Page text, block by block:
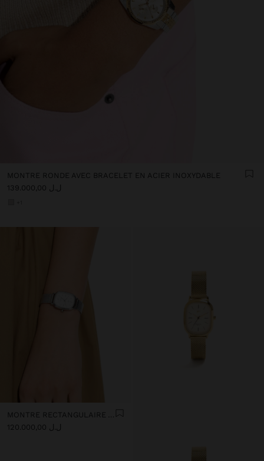
MONTRE RONDE AVEC BRACELET EN ACIER INOXYDABLE
ل.ل 139.000,00
MONTRE RECTANGULAIRE AVEC MAILLE MÉTALLIQUE
ل.ل 120.000,00